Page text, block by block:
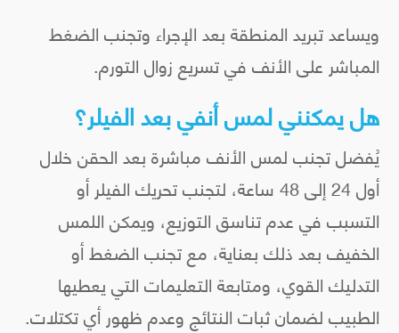
ويساعد تبريد المنطقة بعد الإجراء وتجنب الضغط
المباشر على الأنف في تسريع زوال التورم.
هل يمكنني لمس أنفي بعد الفيلر؟
يُفضل تجنب لمس الأنف مباشرة بعد الحقن خلال
أول 24 إلى 48 ساعة، لتجنب تحريك الفيلر أو
التسبب في عدم تناسق التوزيع، ويمكن اللمس
الخفيف بعد ذلك بعناية، مع تجنب الضغط أو
التدليك القوي، ومتابعة التعليمات التي يعطيها
الطبيب لضمان ثبات النتائج وعدم ظهور أي تكتلات.